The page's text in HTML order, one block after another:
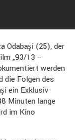
Odabaşi (25), der
„93/13 –
werden
die Folgen des
ein Exklusiv-
Minuten lange
im Kino